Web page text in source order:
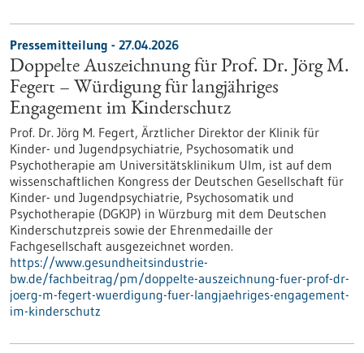
Pressemitteilung - 27.04.2026
Doppelte Auszeichnung für Prof. Dr. Jörg M.
Fegert – Würdigung für langjähriges
Engagement im Kinderschutz
Prof. Dr. Jörg M. Fegert, Ärztlicher Direktor der Klinik für
Kinder-​ und Jugendpsychiatrie, Psychosomatik und
Psychotherapie am Universitätsklinikum Ulm, ist auf dem
wissenschaftlichen Kongress der Deutschen Gesellschaft für
Kinder-​ und Jugendpsychiatrie, Psychosomatik und
Psychotherapie (DGKJP) in Würzburg mit dem Deutschen
Kinderschutzpreis sowie der Ehrenmedaille der
Fachgesellschaft ausgezeichnet worden.
https://www.gesundheitsindustrie-
bw.de/fachbeitrag/pm/doppelte-auszeichnung-fuer-prof-dr-
joerg-m-fegert-wuerdigung-fuer-langjaehriges-engagement-
im-kinderschutz